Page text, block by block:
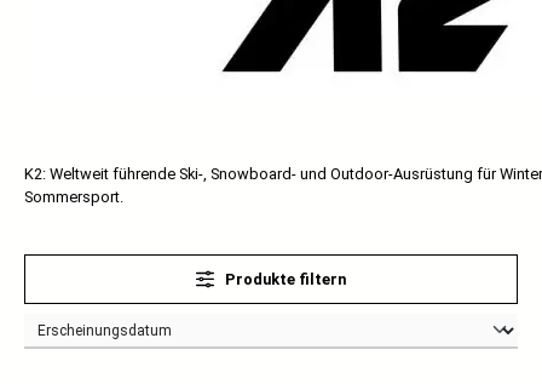
K2: Weltweit führende Ski-, Snowboard- und Outdoor-Ausrüstung für
Sommersport.
Produkte filtern